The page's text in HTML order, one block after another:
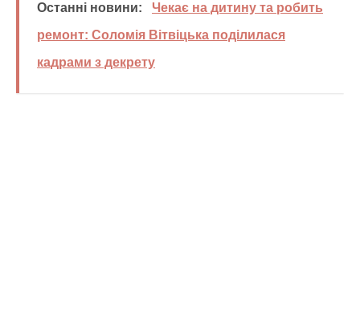
Останні новини:
Чекає на дитину та робить
ремонт: Соломія Вітвіцька поділилася
кадрами з декрету